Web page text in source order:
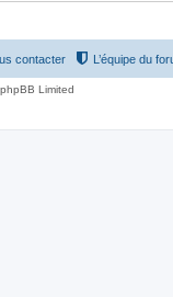
L’équipe du
contacter
Limited